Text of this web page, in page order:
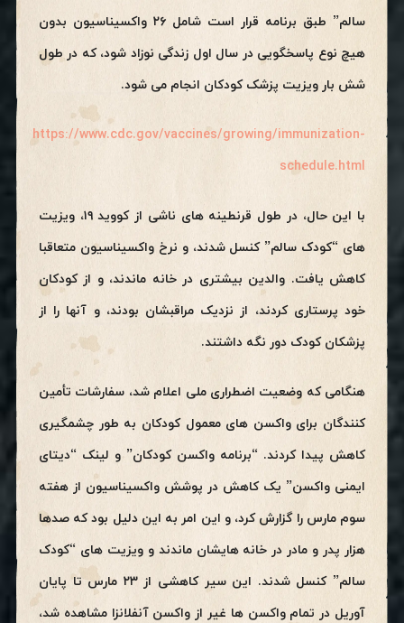
سالم” طبق برنامه قرار است شامل ۲۶ واکسیناسیون بدون
هیچ نوع پاسخگویی در سال اول زندگی نوزاد شود، که در طول
شش بار ویزیت پزشک کودکان انجام می شود.
https://www.cdc.gov/vaccines/growing/immunization-
schedule.html
با این حال، در طول قرنطینه های ناشی از کووید ۱۹، ویزیت
های “کودک سالم” کنسل شدند، و نرخ واکسیناسیون متعاقبا
کاهش یافت. والدین بیشتری در خانه ماندند، و از کودکان
خود پرستاری کردند، از نزدیک مراقبشان بودند، و آنها را از
پزشکان کودک دور نگه داشتند.
هنگامی که وضعیت اضطراری ملی اعلام شد، سفارشات تأمین
کنندگان برای واکسن های معمول کودکان به طور چشمگیری
کاهش پیدا کردند. “برنامه واکسن کودکان” و لینک “دیتای
ایمنی واکسن” یک کاهش در پوشش واکسیناسیون از هفته
سوم مارس را گزارش کرد، و این امر به این دلیل بود که صدها
هزار پدر و مادر در خانه هایشان ماندند و ویزیت های “کودک
سالم” کنسل شدند. این سیر کاهشی از ۲۳ مارس تا پایان
آوریل در تمام واکسن ها غیر از واکسن آنفلانزا مشاهده شد،